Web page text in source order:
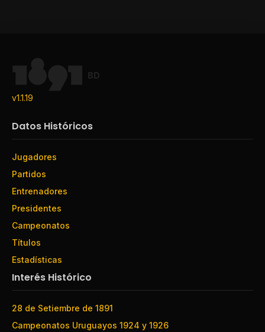
BD
v1.1.19
Datos Históricos
Jugadores
Partidos
Entrenadores
Presidentes
Campeonatos
Títulos
Estadísticas
Interés Histórico
28 de Setiembre de 1891
Campeonatos Uruguayos 1924 y 1926